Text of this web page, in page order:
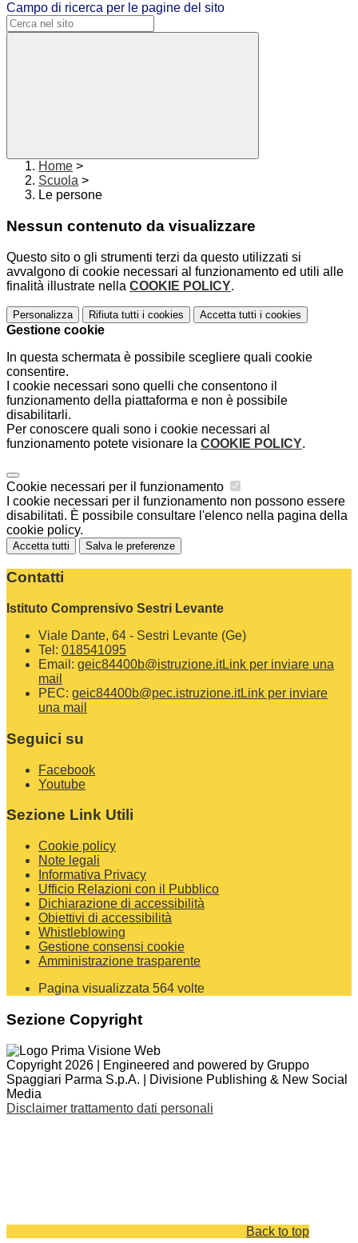
Campo di ricerca per le pagine del sito
Home >
Scuola >
Le persone
Nessun contenuto da visualizzare
Questo sito o gli strumenti terzi da questo utilizzati si
avvalgono di cookie necessari al funzionamento ed utili alle
finalità illustrate nella COOKIE POLICY.
Personalizza Rifiuta tutti i cookies Accetta tutti i cookies
Gestione cookie
In questa schermata è possibile scegliere quali cookie
consentire.
I cookie necessari sono quelli che consentono il
funzionamento della piattaforma e non è possibile
disabilitarli.
Per conoscere quali sono i cookie necessari al
funzionamento potete visionare la COOKIE POLICY.
Cookie necessari per il funzionamento
I cookie necessari per il funzionamento non possono essere
disabilitati. È possibile consultare l'elenco nella pagina della
cookie policy.
Accetta tutti Salva le preferenze
Contatti
Istituto Comprensivo Sestri Levante
Viale Dante, 64 - Sestri Levante (Ge)
Tel: 018541095
Email: geic84400b@istruzione.itLink per inviare una
mail
PEC: geic84400b@pec.istruzione.itLink per inviare
una mail
Seguici su
Facebook
Youtube
Sezione Link Utili
Cookie policy
Note legali
Informativa Privacy
Ufficio Relazioni con il Pubblico
Dichiarazione di accessibilità
Obiettivi di accessibilità
Whistleblowing
Gestione consensi cookie
Amministrazione trasparente
Pagina visualizzata 564 volte
Sezione Copyright
Copyright 2026 | Engineered and powered by Gruppo
Spaggiari Parma S.p.A. | Divisione Publishing & New Social
Media
Disclaimer trattamento dati personali
Back to top